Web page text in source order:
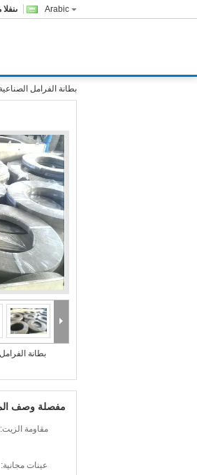
Arabic
بطانة الفرامل
بطانة
مفصلة وصف
مقاومة الزيت:
عينات مجانية: